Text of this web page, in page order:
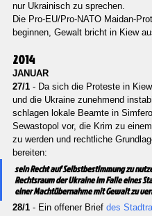
nur Ukrainisch zu sprechen.
Die Pro-EU/Pro-NATO Maidan-
beginnen, Gewalt bricht in Kiew
2014
JANUAR
27/1 - Da sich die Proteste in
und die Ukraine zunehmend
schlagen lokale Beamte in
Sewastopol vor, die Krim zu
zu werden und rechtliche
bereiten:
sein Recht auf Selbstbestimmung zu
Rechtsraum der Ukraine im Falle eines
einer Machtübernahme mit Gewalt zu
28/1 - Ein offener Brief des